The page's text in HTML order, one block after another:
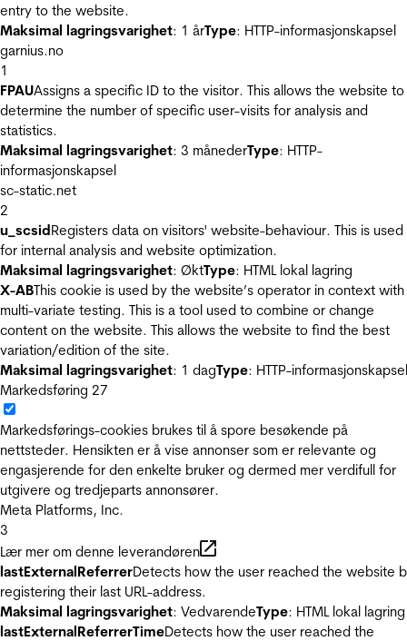
entry to the website.
Maksimal lagringsvarighet: 1 årType: HTTP-informasjonskapsel
garnius.no
1
FPAUAssigns a specific ID to the visitor. This allows the website to
determine the number of specific user-visits for analysis and
statistics.
Maksimal lagringsvarighet: 3 månederType: HTTP-
informasjonskapsel
sc-static.net
2
u_scsidRegisters data on visitors' website-behaviour. This is used
for internal analysis and website optimization.
Maksimal lagringsvarighet: ØktType: HTML lokal lagring
X-ABThis cookie is used by the website’s operator in context with
multi-variate testing. This is a tool used to combine or change
content on the website. This allows the website to find the best
variation/edition of the site.
Maksimal lagringsvarighet: 1 dagType: HTTP-informasjonskapsel
Markedsføring 27
Markedsførings-cookies brukes til å spore besøkende på
nettsteder. Hensikten er å vise annonser som er relevante og
engasjerende for den enkelte bruker og dermed mer verdifull for
utgivere og tredjeparts annonsører.
Meta Platforms, Inc.
3
Lær mer om denne leverandøren
lastExternalReferrerDetects how the user reached the website
registering their last URL-address.
Maksimal lagringsvarighet: VedvarendeType: HTML lokal lagring
lastExternalReferrerTimeDetects how the user reached the